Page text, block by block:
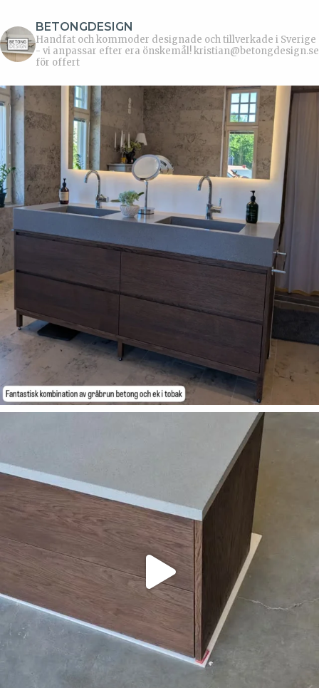
BETONGDESIGN
Handfat och kommoder designade och tillverkade i Sverige
- vi anpassar efter era önskemål!kristian@betongdesign.se
för offert